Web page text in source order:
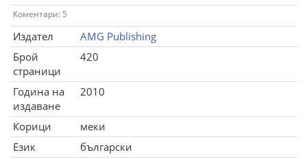
Коментари: 5
Издател
AMG Publishing
Брой
страници
420
Година на
издаване
2010
Корици
меки
Език
български